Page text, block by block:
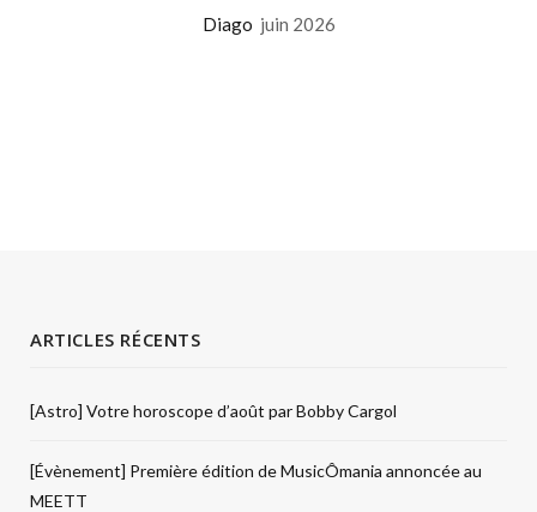
Diago juin 2026
ARTICLES RÉCENTS
[Astro] Votre horoscope d’août par Bobby Cargol
[Évènement] Première édition de MusicÔmania annoncée au
MEETT